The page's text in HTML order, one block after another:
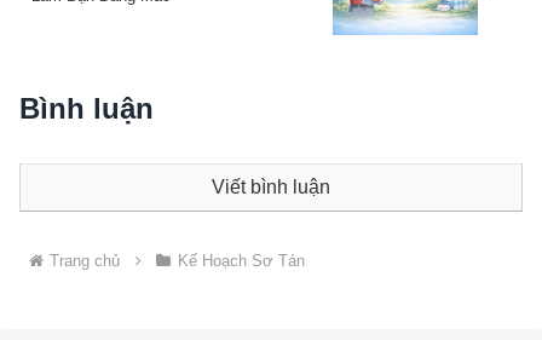
Bình luận
Viết bình luận
Trang chủ Kế Hoạch Sơ Tán